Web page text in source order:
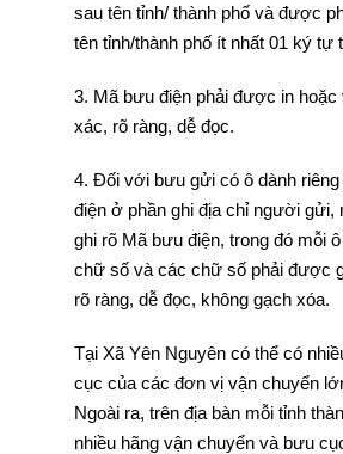
sau tên tỉnh/ thành phố và được
tên tỉnh/thành phố ít nhất 01 ký tự
3. Mã bưu điện phải được in hoặc
xác, rõ ràng, dễ đọc.
4. Đối với bưu gửi có ô dành
điện ở phần ghi địa chỉ người gửi,
ghi rõ Mã bưu điện, trong đó mỗi
chữ số và các chữ số phải được
rõ ràng, dễ đọc, không gạch xóa.
Tại Xã Yên Nguyên có thể có
cục của các đơn vị vận chuyển
Ngoài ra, trên địa bàn mỗi tỉnh
nhiều hãng vận chuyển và bưu